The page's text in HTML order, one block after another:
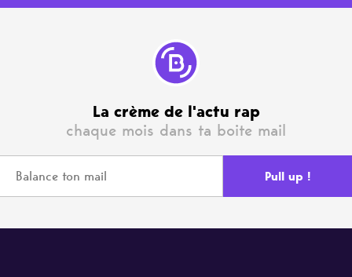
La crème de l'actu rap
chaque mois dans ta boite mail